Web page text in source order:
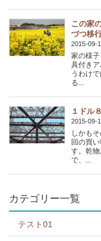
この家
づつ移
2015-09-
家の様
具付き
うわけ
る...
１ドル
2015-09-
しかも
回の買
す。乾
で、...
カテゴリー一覧
テスト01